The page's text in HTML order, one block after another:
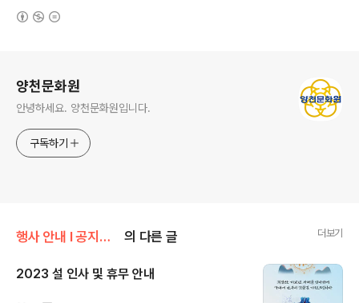
양천문화원
안녕하세요. 양천문화원입니다.
구독하기
행사 안내 Ι 공지사항/공지사항 의 다른 글 더보기
2023 설 인사 및 휴무 안내